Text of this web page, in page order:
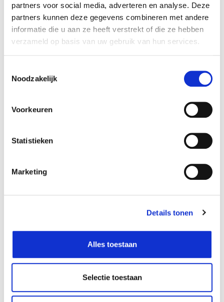
partners voor social media, adverteren en analyse. Deze
partners kunnen deze gegevens combineren met andere
informatie die u aan ze heeft verstrekt of die ze hebben
verzameld op basis van uw gebruik van hun services.
Noodzakelijk
Voorkeuren
Statistieken
Marketing
Details tonen
Alles toestaan
Selectie toestaan
Bekijk gegevens
Doornik
Hognoul
Ninove
In stock
Zwijndrecht
In stock